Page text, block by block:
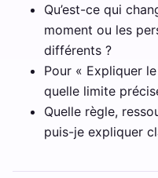
Qu’est-ce qui
moment ou les
différents ?
Pour « Expliquer
quelle limite
Quelle règle,
puis-je expliquer